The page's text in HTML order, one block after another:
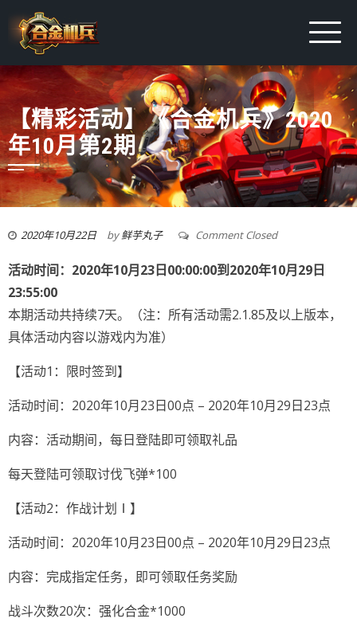
【精彩活动】《合金机兵》2020
年10月第2期
2020年10月22日 by鲜芋丸子 Comment Closed
活动时间：2020年10月23日00:00:00到2020年10月29日
23:55:00
本期活动共持续7天。（注：所有活动需2.1.85及以上版本，
具体活动内容以游戏内为准）
【活动1：限时签到】
活动时间：2020年10月23日00点 – 2020年10月29日23点
内容：活动期间，每日登陆即可领取礼品
每天登陆可领取讨伐飞弹*100
【活动2：作战计划Ⅰ】
活动时间：2020年10月23日00点 – 2020年10月29日23点
内容：完成指定任务，即可领取任务奖励
战斗次数20次：强化合金*1000